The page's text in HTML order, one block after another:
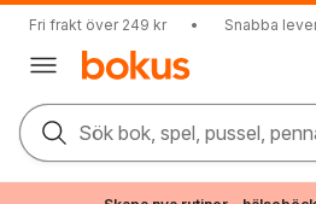
Fri frakt över 249 kr • Snabba
Sök bok, spel, pussel,